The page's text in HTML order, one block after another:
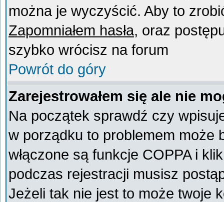
można je wyczyścić. Aby to
Zapomniałem hasła, oraz
szybko wrócisz na forum
Powrót do góry
Zarejestrowałem się ale nie
Na początek sprawdź czy
w porządku to problemem może
włączone są funkcje COPPA i
podczas rejestracji musisz
Jeżeli tak nie jest to może twoje